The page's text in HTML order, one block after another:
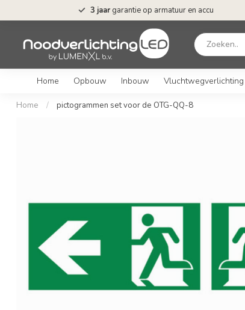
3 jaargarantie op armatuur en accu
Home Opbouw Inbouw Vluchtwegverlichting
Home / pictogrammen set voor de OTG-QQ-8